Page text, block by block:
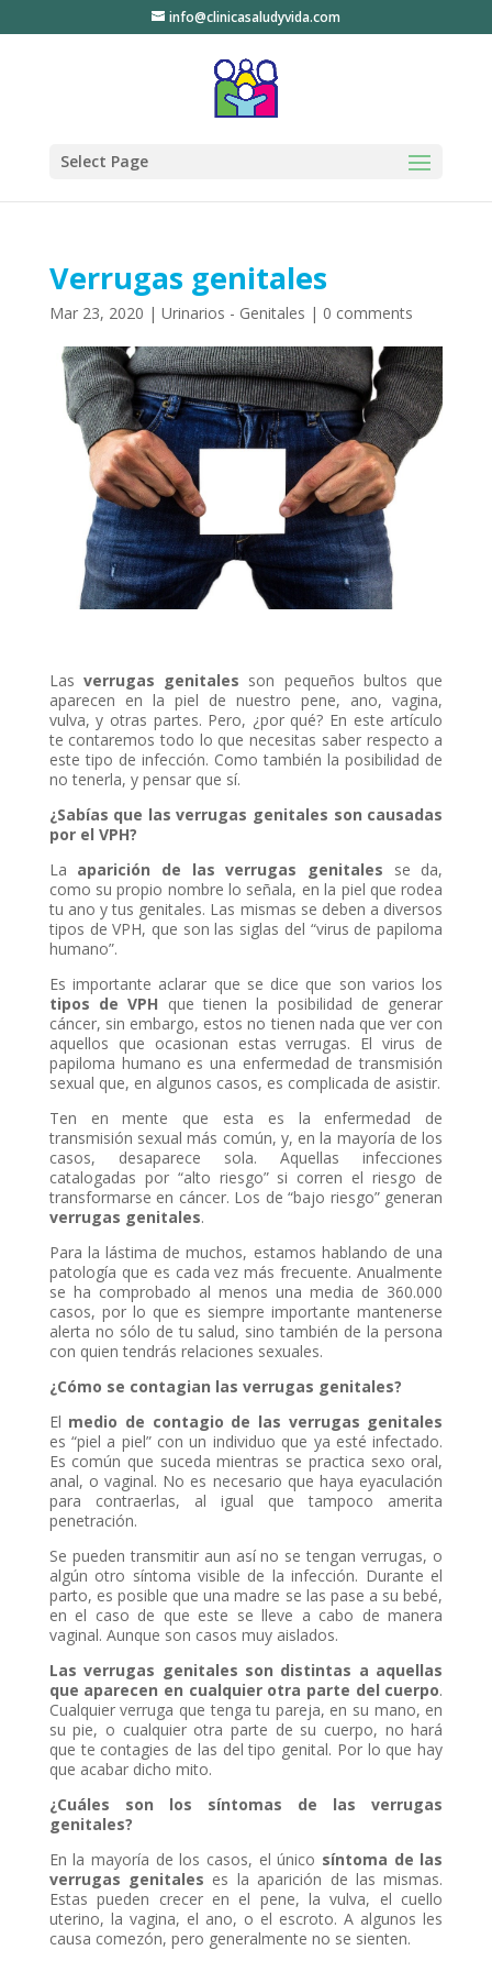
info@clinicasaludyvida.com
Select Page
Verrugas genitales
Mar 23, 2020 | Urinarios - Genitales | 0 comments
Lasverrugas genitales son pequeños bultos que
aparecen en la piel de nuestro pene, ano, vagina,
vulva, y otras partes. Pero, ¿por qué? En este artículo
te contaremos todo lo que necesitas saber respecto a
este tipo de infección. Como también la posibilidad de
no tenerla, y pensar que sí.
¿Sabías que las verrugas genitales son causadas
por el VPH?
La aparición de las verrugas genitales se da,
como su propio nombre lo señala, en la piel que rodea
tu ano y tus genitales. Las mismas se deben a diversos
tipos de VPH, que son las siglas del “virus de papiloma
humano”.
Es importante aclarar que se dice que son varios los
tipos de VPH que tienen la posibilidad de generar
cáncer, sin embargo, estos no tienen nada que ver con
aquellos que ocasionan estas verrugas. El virus de
papiloma humano es una enfermedad de transmisión
sexual que, en algunos casos, es complicada de asistir.
Ten en mente que esta es la enfermedad de
transmisión sexual más común, y, en la mayoría de los
casos, desaparece sola. Aquellas infecciones
catalogadas por “alto riesgo” si corren el riesgo de
transformarse en cáncer. Los de “bajo riesgo” generan
verrugas genitales.
Para la lástima de muchos, estamos hablando de una
patología que es cada vez más frecuente. Anualmente
se ha comprobado al menos una media de 360.000
casos, por lo que es siempre importante mantenerse
alerta no sólo de tu salud, sino también de la persona
con quien tendrás relaciones sexuales.
¿Cómo se contagian las verrugas genitales?
El medio de contagio de las verrugas genitales
es “piel a piel” con un individuo que ya esté infectado.
Es común que suceda mientras se practica sexo oral,
anal, o vaginal. No es necesario que haya eyaculación
para contraerlas, al igual que tampoco amerita
penetración.
Se pueden transmitir aun así no se tengan verrugas, o
algún otro síntoma visible de la infección. Durante el
parto, es posible que una madre se las pase a su bebé,
en el caso de que este se lleve a cabo de manera
vaginal. Aunque son casos muy aislados.
Las verrugas genitales son distintas a aquellas
que aparecen en cualquier otra parte del cuerpo.
Cualquier verruga que tenga tu pareja, en su mano, en
su pie, o cualquier otra parte de su cuerpo, no hará
que te contagies de las del tipo genital. Por lo que hay
que acabar dicho mito.
¿Cuáles son los síntomas de las verrugas
genitales?
En la mayoría de los casos, el único síntoma de las
verrugas genitales es la aparición de las mismas.
Estas pueden crecer en el pene, la vulva, el cuello
uterino, la vagina, el ano, o el escroto. A algunos les
causa comezón, pero generalmente no se sienten.